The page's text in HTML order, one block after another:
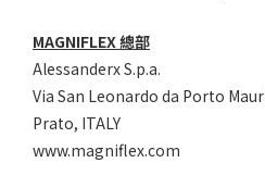
MAGNIFLEX 總部
Alessanderx S.p.a.
Via San Leonardo da Porto
Prato, ITALY
www.magniflex.com